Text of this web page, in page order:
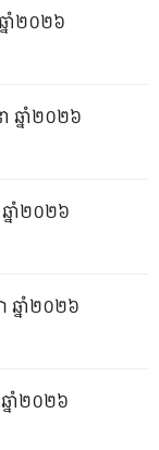
នាំ២០២៦
ឆ្នាំ២០២៦
នាំ២០២៦
ឆ្នាំ២០២៦
នាំ២០២៦